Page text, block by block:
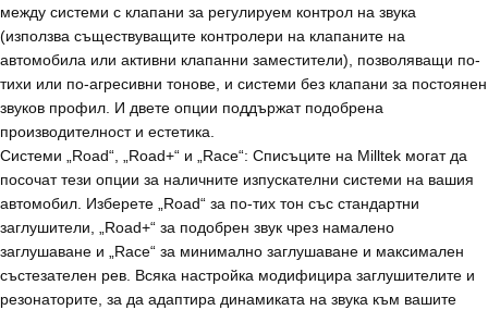
между системи с клапани за регулируем контрол на звука
(използва съществуващите контролери на клапаните на
автомобила или активни клапанни заместители), позволяващи по-
тихи или по-агресивни тонове, и системи без клапани за постоянен
звуков профил. И двете опции поддържат подобрена
производителност и естетика.
Системи „Road“, „Road+“ и „Race“: Списъците на Milltek могат да
посочат тези опции за наличните изпускателни системи на вашия
автомобил. Изберете „Road“ за по-тих тон със стандартни
заглушители, „Road+“ за подобрен звук чрез намалено
заглушаване и „Race“ за минимално заглушаване и максимален
състезателен рев. Всяка настройка модифицира заглушителите и
резонаторите, за да адаптира динамиката на звука към вашите